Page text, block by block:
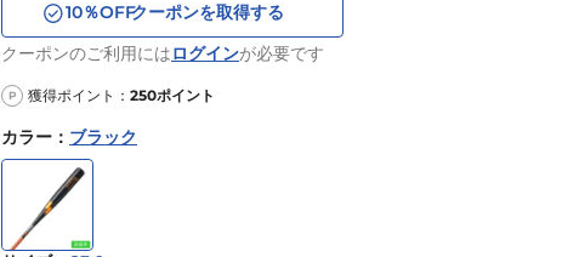
10％OFFクーポンを取得する
クーポンのご利用にはログインが必要です
P 獲得ポイント： 250ポイント
カラー ： ブラック